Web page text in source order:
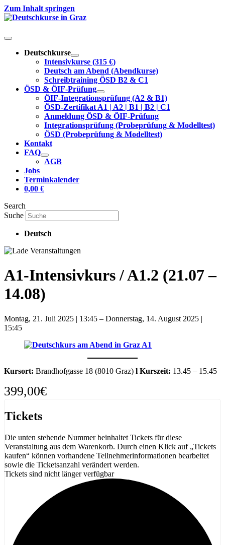
Zum Inhalt springen
Deutschkurse
Intensivkurse (315 €)
Deutsch am Abend (Abendkurse)
Schreibtraining ÖSD B2 & C1
ÖSD & ÖIF-Prüfung
ÖIF-Integrationsprüfung (A2 & B1)
ÖSD-Zertifikat A1 | A2 | B1 | B2 | C1
Anmeldung ÖSD & ÖIF-Prüfung
Integrationsprüfung (Probeprüfung & Modelltest)
ÖSD (Probeprüfung & Modelltest)
Kontakt
FAQ
AGB
Jobs
Terminkalender
0,00 €
Search
Suche
Deutsch
A1-Intensivkurs / A1.2 (21.07 –
14.08)
Montag, 21. Juli 2025 | 13:45 – Donnerstag, 14. August 2025 |
15:45
Kursort: Brandhofgasse 18 (8010 Graz) l Kurszeit: 13.45 – 15.45
399,00€
Tickets
Die unten stehende Nummer beinhaltet Tickets für diese
Veranstaltung aus dem Warenkorb. Durch einen Klick auf „Tickets
kaufen“ können vorhandene Teilnehmerinformationen bearbeitet
sowie die Ticketsanzahl verändert werden.
Tickets sind nicht länger verfügbar